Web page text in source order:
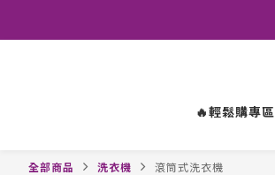
🔥輕鬆購專區
全部商品 洗衣機 滾筒式洗衣機